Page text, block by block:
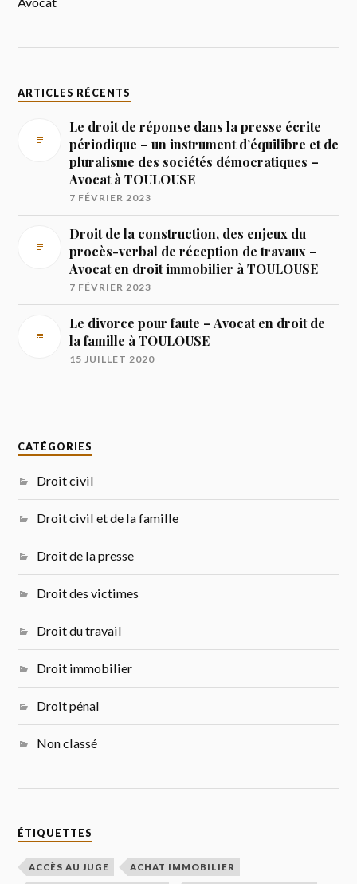
ARTICLES RÉCENTS
Le droit de réponse dans la presse écrite
périodique – un instrument d’équilibre et de
pluralisme des sociétés démocratiques –
Avocat à TOULOUSE
7 FÉVRIER 2023
Droit de la construction, des enjeux du
procès-verbal de réception de travaux –
Avocat en droit immobilier à TOULOUSE
7 FÉVRIER 2023
Le divorce pour faute – Avocat en droit de
la famille à TOULOUSE
15 JUILLET 2020
CATÉGORIES
Droit civil
Droit civil et de la famille
Droit de la presse
Droit des victimes
Droit du travail
Droit immobilier
Droit pénal
Non classé
ÉTIQUETTES
ACCÈS AU JUGE ACHAT IMMOBILIER